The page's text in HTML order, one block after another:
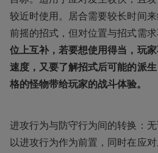
较近时使用。居合需要较长时间
前摇的招式，但对位置与招式需求
位上互补，若要想使用得当，玩
速度，又要了解招式后可能的派
格的怪物带给玩家的战斗体验。
进攻行为与防守行为间的转换：
以进攻行为作为前置，同时在应